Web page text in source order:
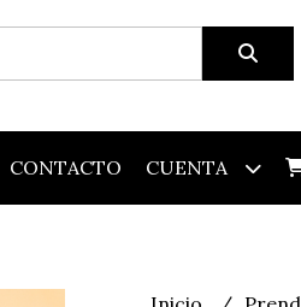
CONTACTO CUENTA